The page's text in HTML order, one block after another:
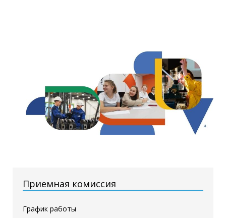
Приемная комиссия
График работы